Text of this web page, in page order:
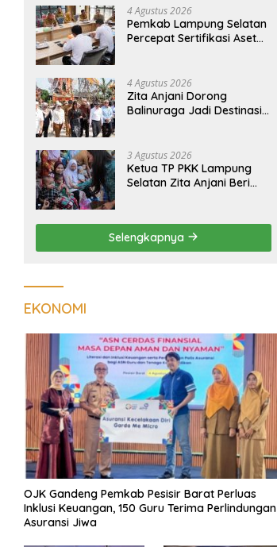
Era Digital
4 Agustus 2026
Pemkab Lampung Selatan
Percepat Sertifikasi Aset
4 Agustus 2026
Zita Anjani Dorong
Balinuraga Jadi Destinasi
Tarik Nasional
3 Agustus 2026
Ketua TP PKK Lampung
Selatan Zita Anjani Beri
Sidomulyo
Selengkapnya
EKONOMI
OJK Gandeng Pemkab Pesisir Barat Perluas
Inklusi Keuangan, 150 Guru Terima Perlindungan
Asuransi Jiwa